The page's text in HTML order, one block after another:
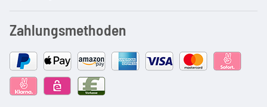
Zahlungsmethoden